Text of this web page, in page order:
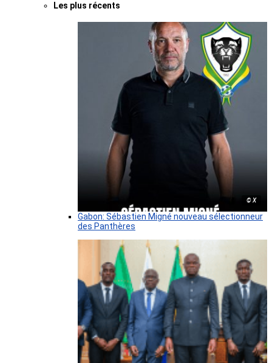
Les plus récents
© X
Gabon: Sébastien Migné nouveau sélectionneur
des Panthères